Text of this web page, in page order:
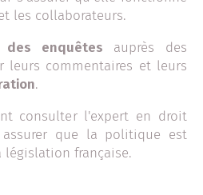
les collaborateurs.
des enquêtes auprès des
leurs commentaires et leurs
.
consulter l'expert en droit
que la politique est
française.